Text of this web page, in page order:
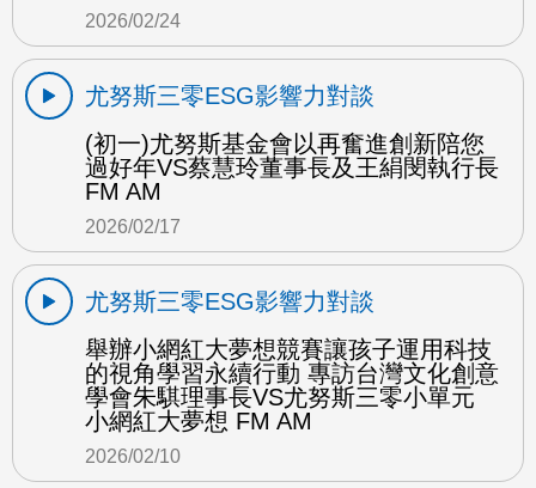
2026/02/24
尤努斯三零ESG影響力對談
(初一)尤努斯基金會以再奮進創新陪您
過好年VS蔡慧玲董事長及王絹閔執行長
FM AM
2026/02/17
尤努斯三零ESG影響力對談
舉辦小網紅大夢想競賽讓孩子運用科技
的視角學習永續行動 專訪台灣文化創意
學會朱騏理事長VS尤努斯三零小單元
小網紅大夢想 FM AM
2026/02/10